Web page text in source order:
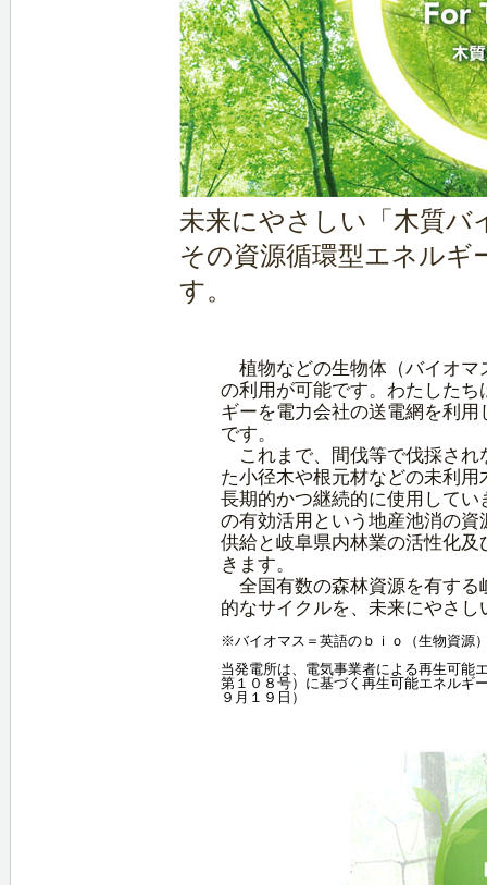
未来にやさしい「木質バ
その資源循環型エネルギ
す。
植物などの生物体（バイオマ
の利用が可能です。わたした
ギーを電力会社の送電網を利
です。
これまで、間伐等で伐採され
た小径木や根元材などの未利
長期的かつ継続的に使用して
の有効活用という地産池消の
供給と岐阜県内林業の活性化
きます。
全国有数の森林資源を有する
的なサイクルを、未来にやさ
※バイオマス＝英語のｂｉｏ（生物資源
当発電所は、電気事業者による再生可能
第１０８号）に基づく再生可能エネルギ
９月１９日）